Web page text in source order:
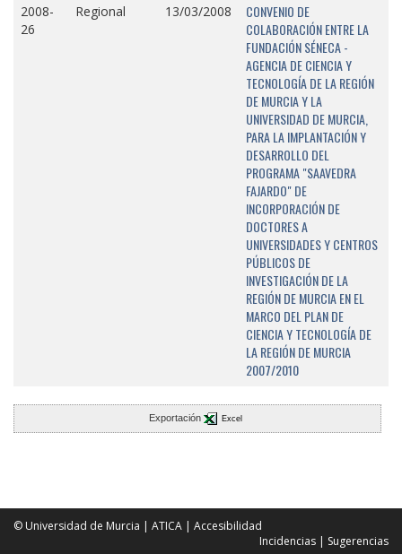
2008-
26
Regional 13/03/2008
CONVENIO DE
COLABORACIÓN ENTRE LA
FUNDACIÓN SÉNECA -
AGENCIA DE CIENCIA Y
TECNOLOGÍA DE LA REGIÓN
DE MURCIA Y LA
UNIVERSIDAD DE MURCIA,
PARA LA IMPLANTACIÓN Y
DESARROLLO DEL
PROGRAMA "SAAVEDRA
FAJARDO" DE
INCORPORACIÓN DE
DOCTORES A
UNIVERSIDADES Y CENTROS
PÚBLICOS DE
INVESTIGACIÓN DE LA
REGIÓN DE MURCIA EN EL
MARCO DEL PLAN DE
CIENCIA Y TECNOLOGÍA DE
LA REGIÓN DE MURCIA
2007/2010
Exportación Excel
© Universidad de Murcia | ATICA | Accesibilidad
Incidencias | Sugerencias